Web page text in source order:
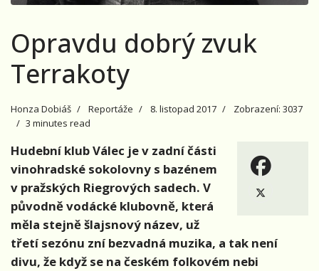
Opravdu dobrý zvuk
Terrakoty
Honza Dobiáš Reportáže 8. listopad 2017
Zobrazení: 3037
3 minutes read
Hudební klub Válec je v zadní části
vinohradské sokolovny s bazénem
v pražských Riegrových sadech. V
původně vodácké klubovně, která
měla stejně šlajsnový název, už
třetí sezónu zní bezvadná muzika, a tak není
divu, že když se na českém folkovém nebi